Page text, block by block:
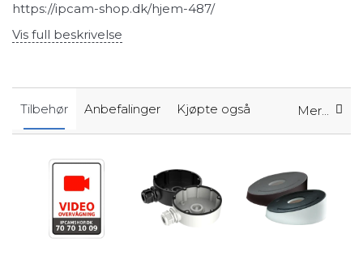
https://ipcam-shop.dk/hjem-487/
Vis full beskrivelse
Mer...
Tilbehør Anbefalinger Kjøpte også